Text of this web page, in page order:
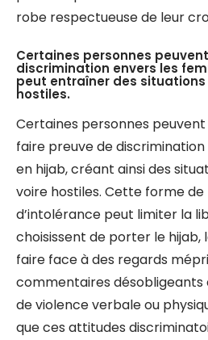
robe respectueuse de leur
Certaines personnes
discrimination envers les
peut entraîner des
hostiles.
Certaines personnes
faire preuve de
en hijab, créant ainsi des
voire hostiles. Cette forme
d’intolérance peut limiter la
choisissent de porter le hijab,
faire face à des regards
commentaires désobligeants
de violence verbale ou
que ces attitudes